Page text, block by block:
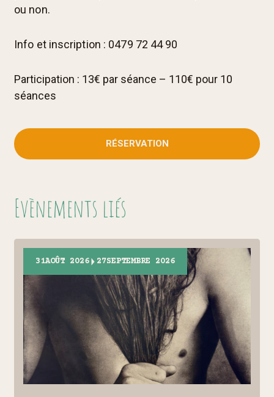
ou non.
Info et inscription : 0479 72 44 90
Participation : 13€ par séance – 110€ pour 10
séances
RÉSERVATION
Evènements liés
31AOÛT 2026 27SEPTEMBRE 2026